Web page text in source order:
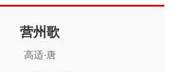
千旗火生风。
日轮驻霜戈，
月魄悬雕弓。
营州歌
高适·唐